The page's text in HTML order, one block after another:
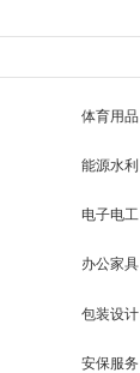
体育用品
能源水利
电子电工
办公家具
包装设计
安保服务